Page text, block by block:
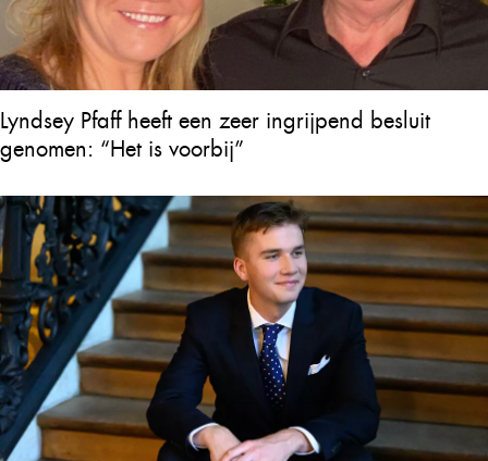
Lyndsey Pfaff heeft een zeer ingrijpend besluit
genomen: “Het is voorbij”